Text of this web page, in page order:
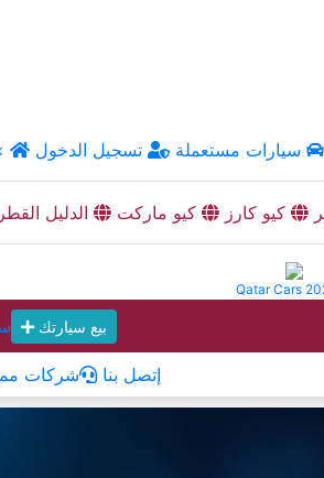
سيارات مستعملة تسجيل الدخول
كيو كارز كيو ماركت الدليل
Qatar Cars
بيع سيارتك
شركات إتصل بنا